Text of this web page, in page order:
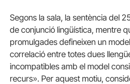
Segons la sala, la sentència del
de conjunció lingüística, mentre
promulgades defineixen un
correlació entre totes dues
incompatibles amb el model
recurs». Per aquest motiu,